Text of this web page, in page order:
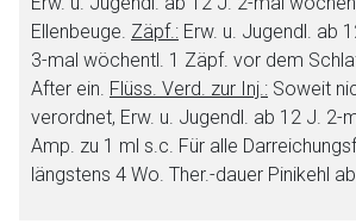
Ellenbeuge. Zäpf.: Erw. u. Jugendl. ab
3-mal wöchentl. 1 Zäpf. vor dem
After ein. Flüss. Verd. zur Inj.: Soweit
verordnet, Erw. u. Jugendl. ab 12 J. 2-
Amp. zu 1 ml s.c. Für alle
längstens 4 Wo. Ther.-dauer Pinikehl
Aufruf einer externen Seite